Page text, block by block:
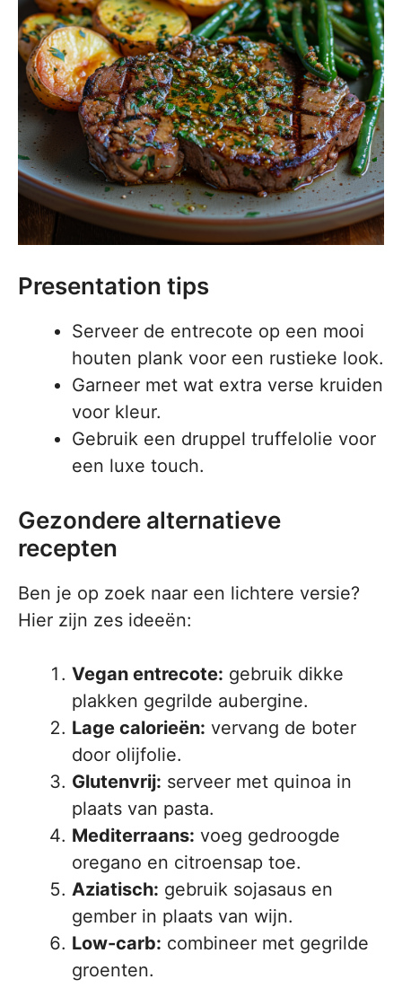
Presentation tips
Serveer de entrecote op een mooi
houten plank voor een rustieke look.
Garneer met wat extra verse kruiden
voor kleur.
Gebruik een druppel truffelolie voor
een luxe touch.
Gezondere alternatieve
recepten
Ben je op zoek naar een lichtere versie?
Hier zijn zes ideeën:
Vegan entrecote: gebruik dikke
plakken gegrilde aubergine.
Lage calorieën: vervang de boter
door olijfolie.
Glutenvrij: serveer met quinoa in
plaats van pasta.
Mediterraans: voeg gedroogde
oregano en citroensap toe.
Aziatisch: gebruik sojasaus en
gember in plaats van wijn.
Low-carb: combineer met gegrilde
groenten.